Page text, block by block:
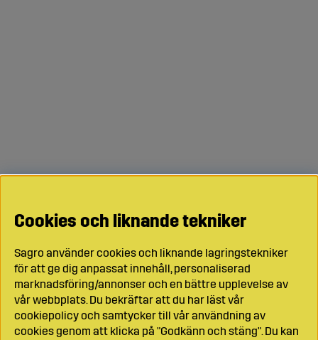
Cookies och liknande tekniker
Sagro använder cookies och liknande lagringstekniker
för att ge dig anpassat innehåll, personaliserad
marknadsföring/annonser och en bättre upplevelse av
vår webbplats. Du bekräftar att du har läst vår
cookiepolicy och samtycker till vår användning av
cookies genom att klicka på "Godkänn och stäng". Du kan